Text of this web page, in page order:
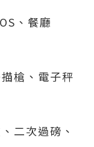
、餐廳
槍、電子秤
二次過磅、